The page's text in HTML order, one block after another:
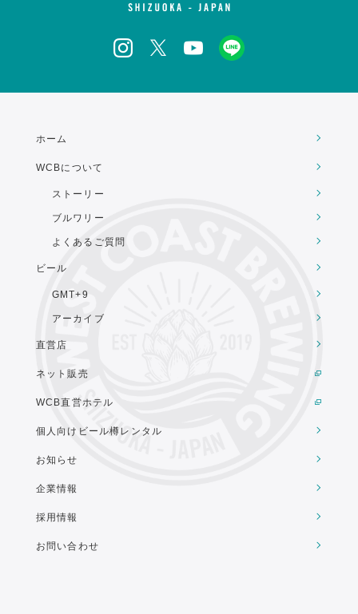
ホーム
WCBについて
ストーリー
ブルワリー
よくあるご質問
ビール
GMT+9
アーカイブ
直営店
ネット販売
WCB直営ホテル
個人向けビール樽レンタル
お知らせ
企業情報
採用情報
お問い合わせ